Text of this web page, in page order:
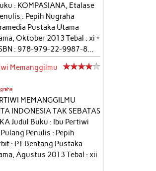
: KOMPASIANA, Etalase
: Pepih Nugraha
Pustaka Utama
Oktober 2013 Tebal : xi +
: 978-979-22-9987-8...
Memanggilmu
MEMANGGILMU
INDONESIA TAK SEBATAS
Judul Buku : Ibu Pertiwi
Penulis : Pepih
: PT Bentang Pustaka
Agustus 2013 Tebal : xii